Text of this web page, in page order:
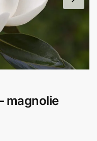
magnolie